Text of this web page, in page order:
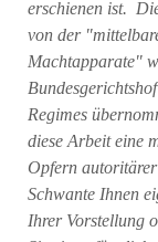
erschienen ist.
von der
Machtapparate"
Regimes
diese Arbeit eine
Opfern
Schwante Ihnen
Ihrer Vorstellung